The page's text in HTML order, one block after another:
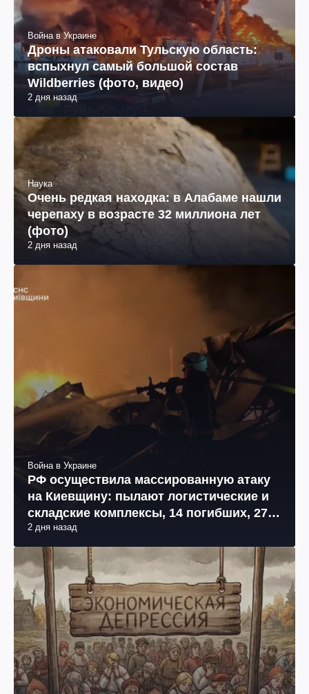
Война в Украине
Дроны атаковали Тульскую область:
вспыхнул самый большой состав
Wildberries (фото, видео)
2 дня назад
Наука
Очень редкая находка: в Алабаме нашли
черепаху в возрасте 32 миллиона лет
(фото)
2 дня назад
Война в Украине
РФ осуществила массированную атаку
на Киевщину: пылают логистические и
складские комплексы, 14 погибших, 27
раненых (фото, видео)
2 дня назад